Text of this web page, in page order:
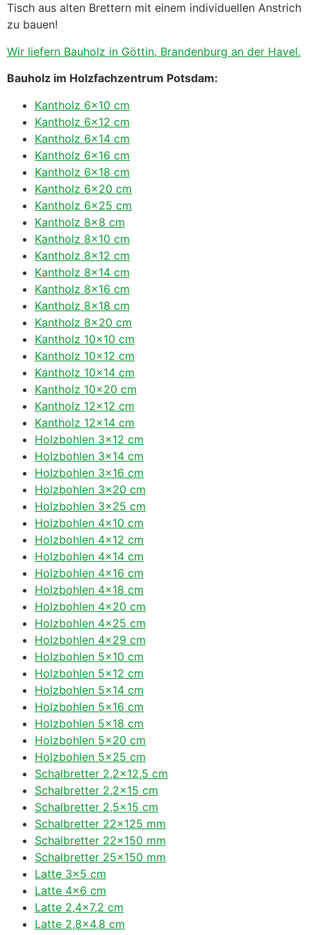
Tisch aus alten Brettern mit einem individuellen Anstrich
zu bauen!
Wir liefern Bauholz in Göttin, Brandenburg an der Havel.
Bauholz im Holzfachzentrum Potsdam:
Kantholz 6×10 cm
Kantholz 6×12 cm
Kantholz 6×14 cm
Kantholz 6×16 cm
Kantholz 6×18 cm
Kantholz 6×20 cm
Kantholz 6×25 cm
Kantholz 8×8 cm
Kantholz 8×10 cm
Kantholz 8×12 cm
Kantholz 8×14 cm
Kantholz 8×16 cm
Kantholz 8×18 cm
Kantholz 8×20 cm
Kantholz 10×10 cm
Kantholz 10×12 cm
Kantholz 10×14 cm
Kantholz 10×20 cm
Kantholz 12×12 cm
Kantholz 12×14 cm
Holzbohlen 3×12 cm
Holzbohlen 3×14 cm
Holzbohlen 3×16 cm
Holzbohlen 3×20 cm
Holzbohlen 3×25 cm
Holzbohlen 4×10 cm
Holzbohlen 4×12 cm
Holzbohlen 4×14 cm
Holzbohlen 4×16 cm
Holzbohlen 4×18 cm
Holzbohlen 4×20 cm
Holzbohlen 4×25 cm
Holzbohlen 4×29 cm
Holzbohlen 5×10 cm
Holzbohlen 5×12 cm
Holzbohlen 5×14 cm
Holzbohlen 5×16 cm
Holzbohlen 5×18 cm
Holzbohlen 5×20 cm
Holzbohlen 5×25 cm
Schalbretter 2,2×12,5 cm
Schalbretter 2,2×15 cm
Schalbretter 2,5×15 cm
Schalbretter 22×125 mm
Schalbretter 22×150 mm
Schalbretter 25×150 mm
Latte 3×5 cm
Latte 4×6 cm
Latte 2,4×7,2 cm
Latte 2,8×4,8 cm